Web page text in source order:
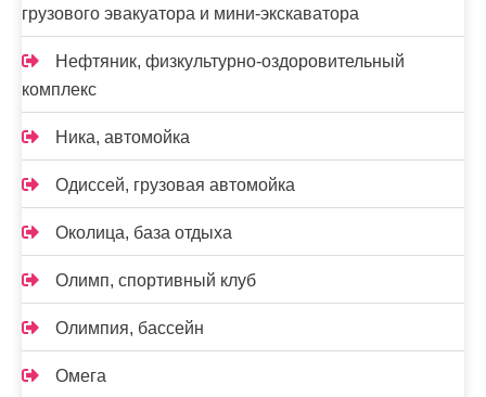
грузового эвакуатора и мини-экскаватора
Нефтяник, физкультурно-оздоровительный
комплекс
Ника, автомойка
Одиссей, грузовая автомойка
Околица, база отдыха
Олимп, спортивный клуб
Олимпия, бассейн
Омега